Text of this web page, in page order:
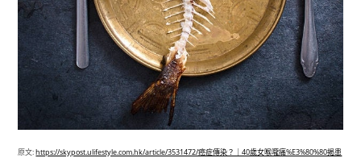
原文:https://skypost.ulifestyle.com.hk/article/3531472/癌症傳染？｜40歲女喉嚨痛%E3%80%80揭患